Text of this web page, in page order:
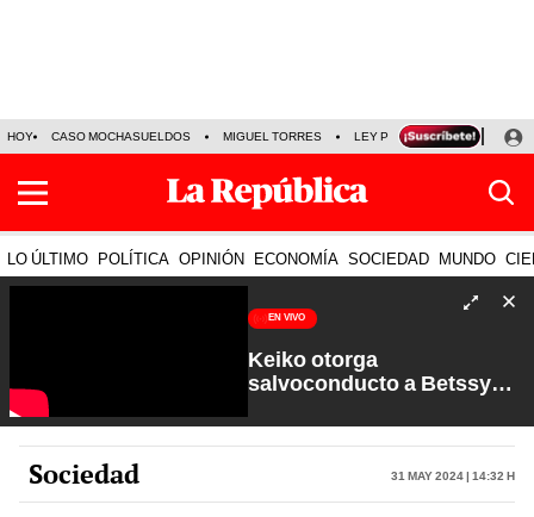
HOY CASO MOCHASUELDOS MIGUEL TORRES LEY PULPÍN PRECIO DEL
LO ÚLTIMO POLÍTICA OPINIÓN ECONOMÍA SOCIEDAD MUNDO
EN VIVO
Keiko otorga
salvoconducto a Betssy
Petroperú | Sin Guion con
Rosa María Palacios
Sociedad 31 May 2024 | 14:32 h